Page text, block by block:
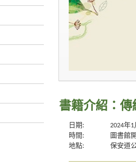
書籍介紹：傳
日期:
2024年
時間:
圖書館
地點:
保安道